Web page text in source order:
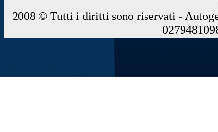
2008 © Tutti i diritti sono riservati -